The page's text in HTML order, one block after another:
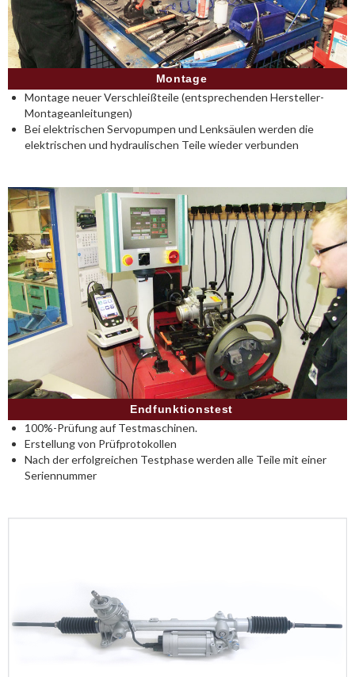
Montage
Montage neuer Verschleißteile (entsprechenden Hersteller-
Montageanleitungen)
Bei elektrischen Servopumpen und Lenksäulen werden die
elektrischen und hydraulischen Teile wieder verbunden
Endfunktionstest
100%-Prüfung auf Testmaschinen.
Erstellung von Prüfprotokollen
Nach der erfolgreichen Testphase werden alle Teile mit einer
Seriennummer